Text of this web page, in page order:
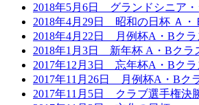
2018年5月6日 グランドシニア
2018年4月29日 昭和の日杯 Ａ
2018年4月22日 月例杯A・Bクラ
2018年1月3日 新年杯 A・Bクラ
2017年12月3日 忘年杯A・Bクラ
2017年11月26日 月例杯A・Bク
2017年11月5日 クラブ選手権決